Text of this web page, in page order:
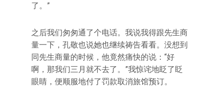
了。”
之后我们匆匆通了个电话。我说我得跟先生商
量一下，孔敬也说她也继续祷告看看。没想到
同先生商量的时候，他竟然痛快的说：“好
啊，那我们三月就不去了。”我惊诧地眨了眨
眼睛，便顺服地付了罚款取消旅馆预订。